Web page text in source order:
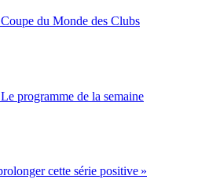
du Monde des Clubs
programme de la semaine
cette série positive »